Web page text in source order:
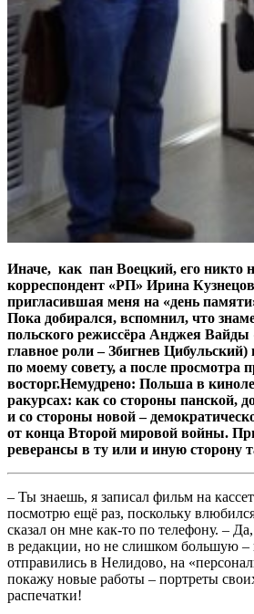
Иначе, как пан Воецкий, его никто
корреспондент «РП» Ирина
пригласившая меня на «день
Пока добирался, вспомнил, что
польского режиссёра Анджея Вайды
главное роли – Збигнев
по моему совету, а после
восторг.Немудрено: Польша в
ракурсах: как со стороны панской,
и со стороны новой –
от конца Второй мировой войны.
реверансы в ту или и иную сторону
– Ты знаешь, я записал фильм на
посмотрю ещё раз, поскольку
сказал он мне как-то по телефону. –
в редакции, но не слишком большую –
отправились в Нелидово, на
покажу новые работы – портреты
распечатки!